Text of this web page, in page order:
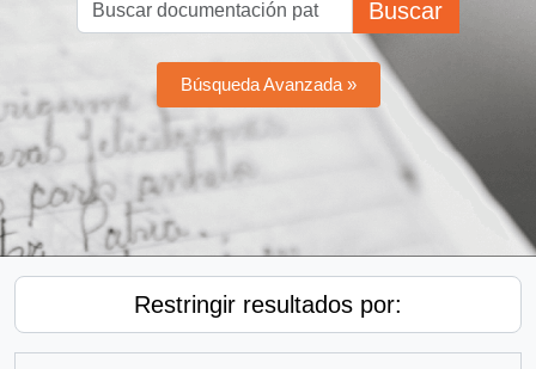
Buscar
Búsqueda Avanzada »
Restringir resultados por: